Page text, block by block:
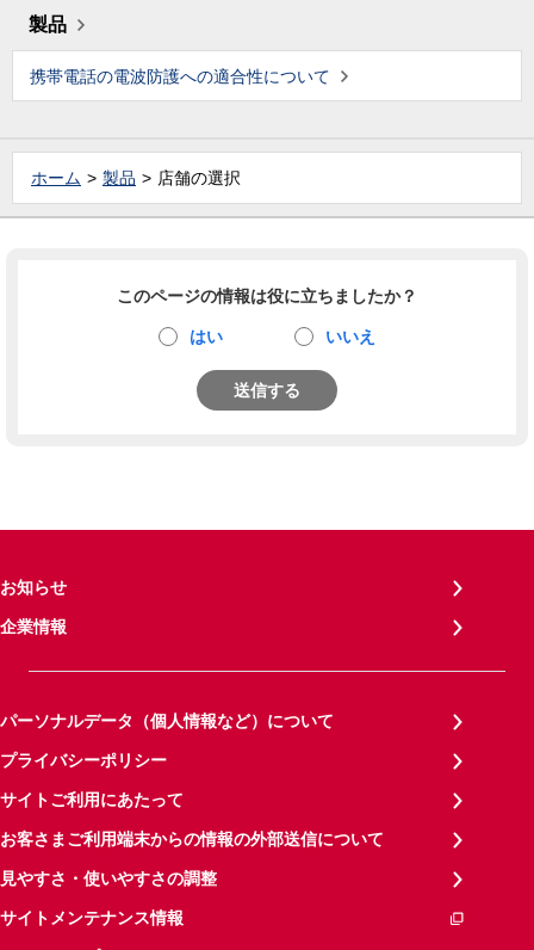
製品
携帯電話の電波防護への適合性について
ホーム 製品 店舗の選択
このページの情報は役に立ちましたか？
はい いいえ
送信する
お知らせ
企業情報
パーソナルデータ（個人情報など）について
プライバシーポリシー
サイトご利用にあたって
お客さまご利用端末からの情報の外部送信について
見やすさ・使いやすさの調整
サイトメンテナンス情報